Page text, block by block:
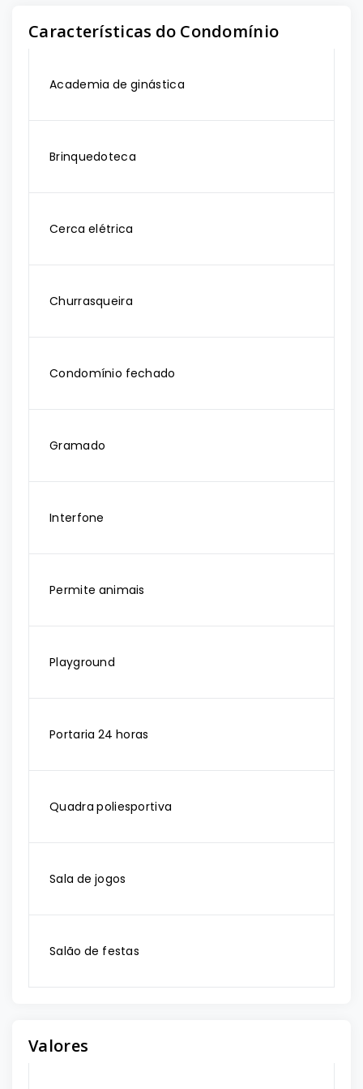
Características do Condomínio
Academia de ginástica
Brinquedoteca
Cerca elétrica
Churrasqueira
Condomínio fechado
Gramado
Interfone
Permite animais
Playground
Portaria 24 horas
Quadra poliesportiva
Sala de jogos
Salão de festas
Valores